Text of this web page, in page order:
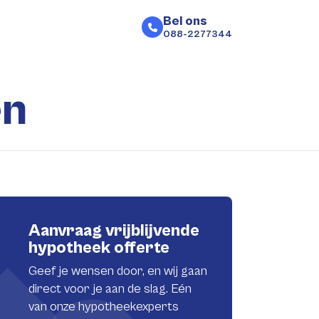
Bel ons
088-2277344
Aanvraag vrijblijvende
hypotheek offerte
Geef je wensen door, en wij gaan
direct voor je aan de slag. Eén
van onze hypotheekexperts